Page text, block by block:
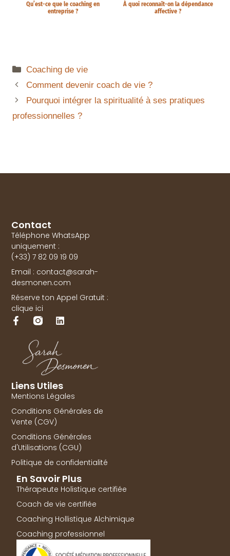
Qu’est-ce que le coaching en
entreprise ?
À quoi reconnaît-on la dépendance
affective ?
Coaching de vie
Comment devenir coach de vie ?
Pourquoi intégrer la spiritualité à ses pratiques
professionnelles ?
Contact
Téléphone WhatsApp
uniquement :
(+33) 7 82 09 19 09
Email : contact@sarah-
desmonen.com
Réserve ton Appel Gratuit :
clique ici
Liens Utiles
Mentions Légales
Conditions Générales de
Vente (CGV)
Conditions Générales
d'Utilisations (CGU)
Politique de confidentialité
En Savoir Plus
Thérapeute Holistique certifiée
Coach de vie certifiée
Coaching Hollistique Alchimique
Coaching professionnel